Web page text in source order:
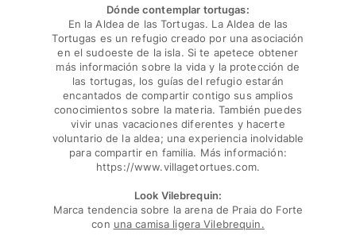
Dónde contemplar tortugas:
En la Aldea de las Tortugas. La Aldea de las
Tortugas es un refugio creado por una asociación
en el sudoeste de la isla. Si te apetece obtener
más información sobre la vida y la protección de
las tortugas, los guías del refugio estarán
encantados de compartir contigo sus amplios
conocimientos sobre la materia. También puedes
vivir unas vacaciones diferentes y hacerte
voluntario de la aldea; una experiencia inolvidable
para compartir en familia. Más información:
https://www.villagetortues.com.
Look Vilebrequin:
Marca tendencia sobre la arena de Praia do Forte
con una camisa ligera Vilebrequin.